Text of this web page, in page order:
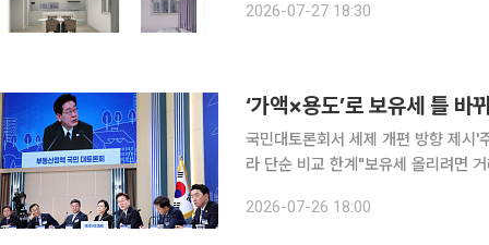
·VR)와 실제 설계 내용이 일부 달라
2026-07-27 18:30
‘가액×용도’로 보유세 틀 바
국민대토론회서 세제 개편 방향 제시'
라 단순 비교 한계"보유세 올리려면 거래세 퇴로도 열어야" 정
구상을 제시했지만, 근거로 제시한 해
2026-07-26 18:00